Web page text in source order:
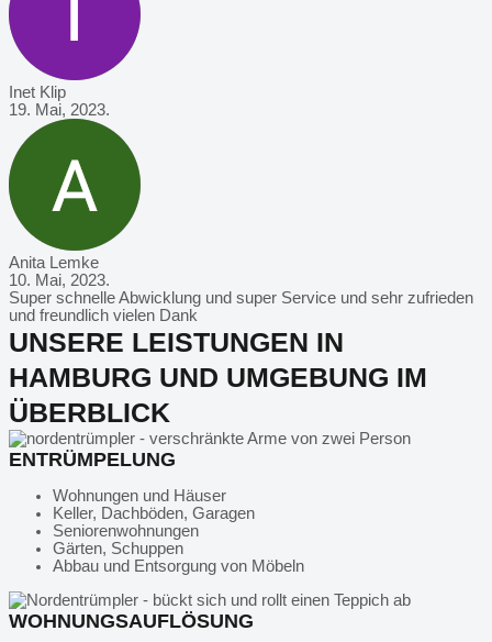
Inet Klip
19. Mai, 2023.
Anita Lemke
10. Mai, 2023.
Super schnelle Abwicklung und super Service und sehr zufrieden
und freundlich vielen Dank
UNSERE LEISTUNGEN IN
HAMBURG UND UMGEBUNG IM
ÜBERBLICK
ENTRÜMPELUNG
Wohnungen und Häuser
Keller, Dachböden, Garagen
Seniorenwohnungen
Gärten, Schuppen
Abbau und Entsorgung von Möbeln
WOHNUNGSAUFLÖSUNG